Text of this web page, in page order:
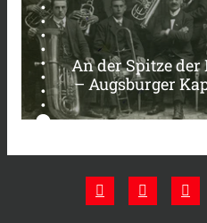
An der Spitze
– Augsburger